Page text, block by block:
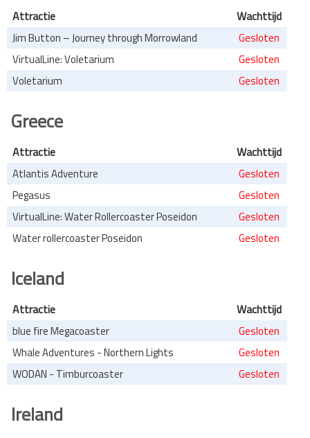
Attractie Wachttijd
Jim Button – Journey through Morrowland
Gesloten
VirtualLine: Voletarium
Gesloten
Voletarium
Gesloten
Greece
Attractie Wachttijd
Atlantis Adventure
Gesloten
Pegasus
Gesloten
VirtualLine: Water Rollercoaster Poseidon
Gesloten
Water rollercoaster Poseidon
Gesloten
Iceland
Attractie Wachttijd
blue fire Megacoaster
Gesloten
Whale Adventures - Northern Lights
Gesloten
WODAN - Timburcoaster
Gesloten
Ireland